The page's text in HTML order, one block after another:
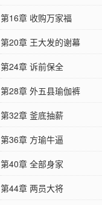
第16章 收购万家福
第20章 王大发的谢幕
第24章 诉前保全
第28章 外五县瑜伽裤
第32章 釜底抽薪
第36章 方瑜牛逼
第40章 全部身家
第44章 两员大将